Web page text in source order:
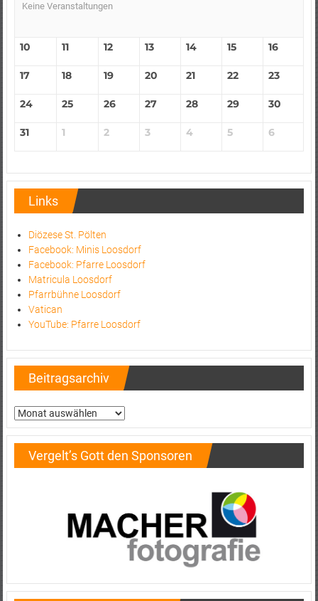
Keine Veranstaltungen
10 11 12 13 14 15 16
17 18 19 20 21 22 23
24 25 26 27 28 29 30
31 1 2 3 4 5 6
Links
Diözese St. Pölten
Facebook: Minis Loosdorf
Facebook: Pfarre Loosdorf
Matricula Loosdorf
Pfarrbühne Loosdorf
Vatican
YouTube: Pfarre Loosdorf
Beitragsarchiv
Beitragsarchiv
Vergelt’s Gott den Sponsoren